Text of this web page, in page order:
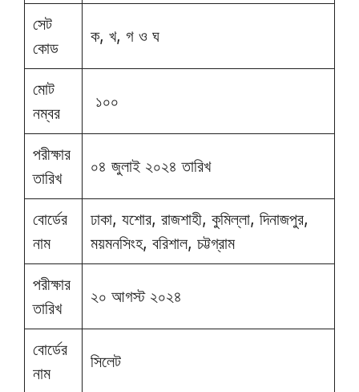
সেট
কোড
ক, খ, গ ও ঘ
মোট
নম্বর
১০০
পরীক্ষার
তারিখ
০৪ জুলাই ২০২৪ তারিখ
বোর্ডের
নাম
ঢাকা, যশোর, রাজশাহী, কুমিল্লা, দিনাজপুর,
ময়মনসিংহ, বরিশাল, চট্টগ্রাম
পরীক্ষার
তারিখ
২০ আগস্ট ২০২৪
বোর্ডের
নাম
সিলেট